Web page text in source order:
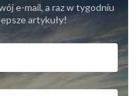
e-mail, a raz w tygodniu
artykuły!